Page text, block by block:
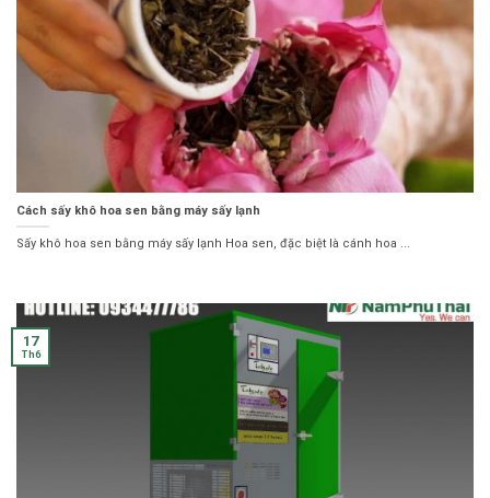
Cách sấy khô hoa sen bằng máy sấy lạnh
Sấy khô hoa sen bằng máy sấy lạnh Hoa sen, đặc biệt là cánh hoa ...
17
Th6